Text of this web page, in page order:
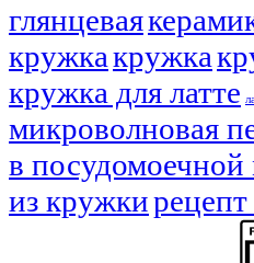
глянцевая
кружкакружка
кружка для латте
микроволновая
в
из кружкирецепт